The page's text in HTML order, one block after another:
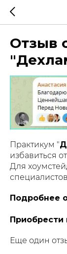
Отзыв
Практикум "
избавиться от
Для
Подробнее
Еще один